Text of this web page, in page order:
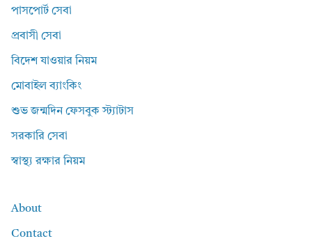
পাসপোর্ট সেবা
প্রবাসী সেবা
বিদেশ যাওয়ার নিয়ম
মোবাইল ব্যাংকিং
শুভ জন্মদিন ফেসবুক স্ট্যাটাস
সরকারি সেবা
স্বাস্থ্য রক্ষার নিয়ম
About
Contact